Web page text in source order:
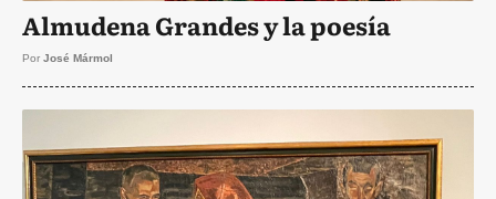
Almudena Grandes y la poesía
Por José Mármol